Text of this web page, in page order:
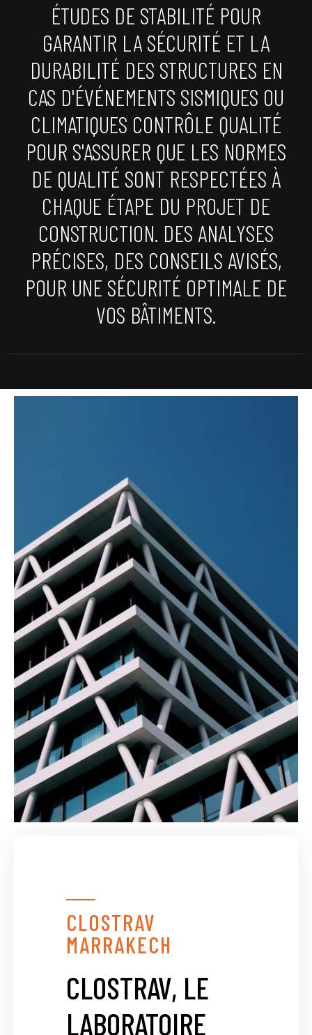
ÉTUDES DE STABILITÉ POUR
GARANTIR LA SÉCURITÉ ET LA
DURABILITÉ DES STRUCTURES EN
CAS D'ÉVÉNEMENTS SISMIQUES OU
CLIMATIQUES CONTRÔLE QUALITÉ
POUR S'ASSURER QUE LES NORMES
DE QUALITÉ SONT RESPECTÉES À
CHAQUE ÉTAPE DU PROJET DE
CONSTRUCTION. DES ANALYSES
PRÉCISES, DES CONSEILS AVISÉS,
POUR UNE SÉCURITÉ OPTIMALE DE
VOS BÂTIMENTS.
CLOSTRAV
MARRAKECH
CLOSTRAV, LE
LABORATOIRE